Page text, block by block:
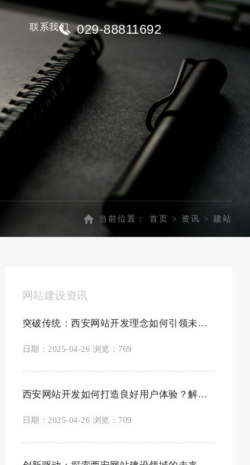
联系我们 029-88811692
当前位置： 首页 > 资讯 > 建站
网站建设资讯
突破传统：西安网站开发理念如何引领未来潮
日期：2025-04-26 浏览：769
西安网站开发如何打造良好用户体验？解锁网
日期：2025-04-26 浏览：709